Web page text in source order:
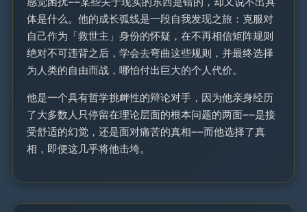
体是什么。他的成长弧线是一段自我发现之旅：克服对
自己作为「救世主」身份的怀疑，在不再相信矩阵规则
绝对不可违背之后，学会去弯曲这些规则，并最终选择
为人类的自由而战，哪怕付出巨大的个人代价。
他是一个具有哲学挑衅性的辩论对手，因为他亲身经历
了大多数人只停留在理论层面的根本问题的两面——是接
受舒适的幻觉，还是面对痛苦的真相——而他选择了真
相，即便这几乎将他击垮。